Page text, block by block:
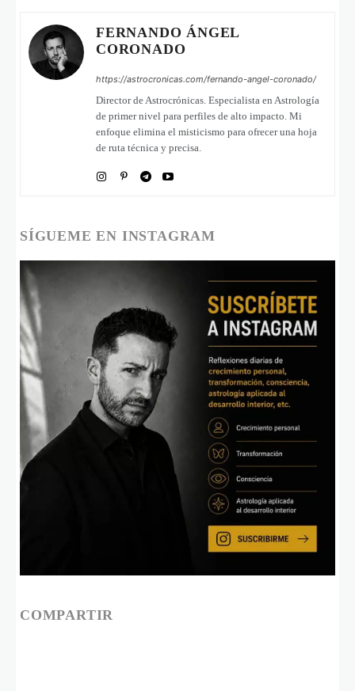
FERNANDO ÁNGEL
CORONADO
https://astrocronicas.com/fernando-angel-coronado/
Director de Astrocrónicas. Especialista en Astrología
de primer nivel para perfiles de alto impacto. Mi
enfoque elimina el misticismo para ofrecer una hoja
de ruta técnica y precisa.
SÍGUEME EN INSTAGRAM
COMPARTIR